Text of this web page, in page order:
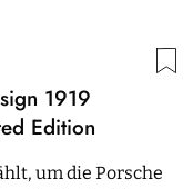
1919
Edition
um die Porsche